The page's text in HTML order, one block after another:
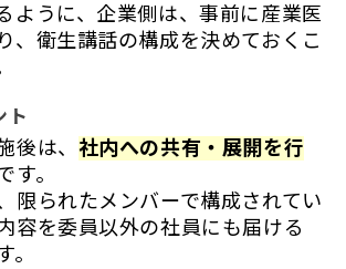
ように、企業側は、事前に産業医
、衛生講話の構成を決めておくこ
ト
後は、 社内への共有・展開を行
す。
限られたメンバーで構成されてい
容を委員以外の社員にも届ける